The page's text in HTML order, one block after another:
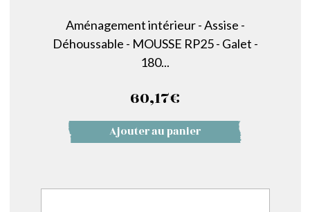
Aménagement intérieur - Assise -
Déhoussable - MOUSSE RP25 - Galet -
180...
60,17€
Ajouter au panier